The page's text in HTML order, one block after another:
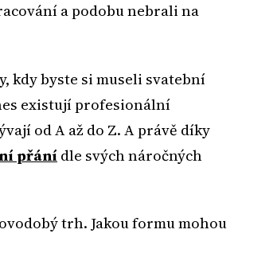
a podobu nebrali na
kdy byste si museli svatební
existují profesionální
od A až do Z. A právě díky
přání dle svých náročných
trh. Jakou formu mohou